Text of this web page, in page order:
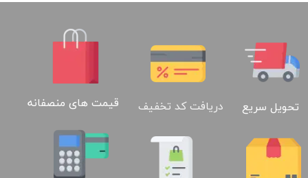
تحویل سریع دریافت کد تخفیف قیمت های منصفانه